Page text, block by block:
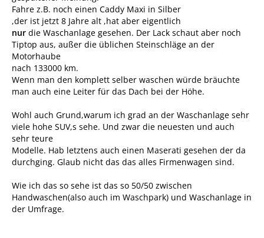
Fahre z.B. noch einen Caddy Maxi in Silber
,der ist jetzt 8 Jahre alt ,hat aber eigentlich
nur die Waschanlage gesehen. Der Lack schaut aber noch
Tiptop aus, außer die üblichen Steinschläge an der
Motorhaube
nach 133000 km.
Wenn man den komplett selber waschen würde bräuchte
man auch eine Leiter für das Dach bei der Höhe.
Wohl auch Grund,warum ich grad an der Waschanlage sehr
viele hohe SUV,s sehe. Und zwar die neuesten und auch
sehr teure
Modelle. Hab letztens auch einen Maserati gesehen der da
durchging. Glaub nicht das das alles Firmenwagen sind.
Wie ich das so sehe ist das so 50/50 zwischen
Handwaschen(also auch im Waschpark) und Waschanlage in
der Umfrage.